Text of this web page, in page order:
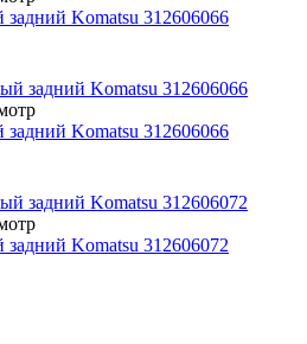
задний Komatsu 312606066
задний Komatsu 312606066
задний Komatsu 312606072